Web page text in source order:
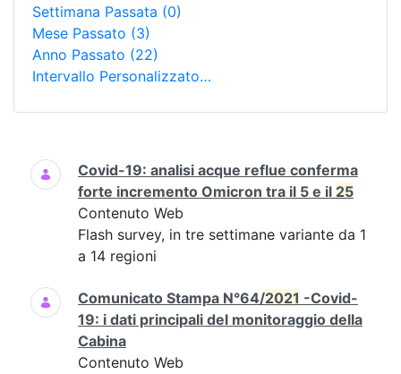
Settimana Passata (0)
Mese Passato (3)
Anno Passato (22)
Intervallo Personalizzato…
Ricerca
Covid-19: analisi acque reflue conferma
forte incremento Omicron tra il 5 e il 25
Contenuto Web
Flash survey, in tre settimane variante da 1
a 14 regioni
Comunicato Stampa N°64/2021 -Covid-
19: i dati principali del monitoraggio della
Cabina
Contenuto Web